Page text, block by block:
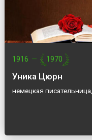
1916 — 1970
Уника Цюрн
немецкая